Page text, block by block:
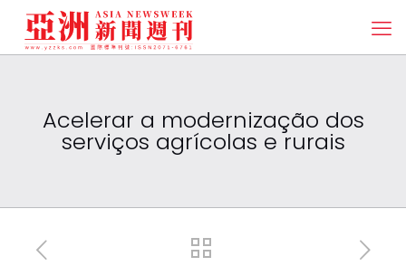
Acelerar a modernização dos
serviços agrícolas e rurais